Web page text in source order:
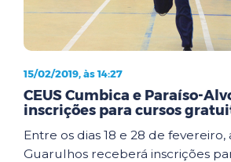
15/02/2019, às 14:27
CEUS Cumbica e Paraíso-
inscrições para cursos
Entre os dias 18 e 28 de
Guarulhos receberá inscrições